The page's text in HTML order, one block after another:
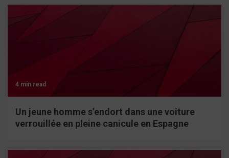
4 min read
Un jeune homme s’endort dans une voiture
verrouillée en pleine canicule en Espagne